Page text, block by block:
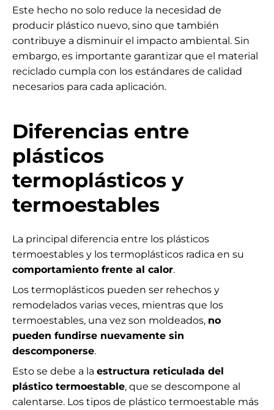
Este hecho no solo reduce la necesidad de
producir plástico nuevo, sino que también
contribuye a disminuir el impacto ambiental. Sin
embargo, es importante garantizar que el material
reciclado cumpla con los estándares de calidad
necesarios para cada aplicación.
Diferencias entre
plásticos
termoplásticos y
termoestables
La principal diferencia entre los plásticos
termoestables y los termoplásticos radica en su
comportamiento frente al calor.
Los termoplásticos pueden ser rehechos y
remodelados varias veces, mientras que los
termoestables, una vez son moldeados, no
pueden fundirse nuevamente sin
descomponerse.
Esto se debe a la estructura reticulada del
plástico termoestable, que se descompone al
calentarse. Los tipos de plástico termoestable más